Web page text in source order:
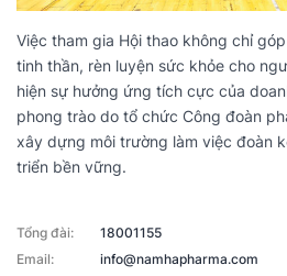
Việc tham gia Hội thao không chỉ
tinh thần, rèn luyện sức khỏe cho
hiện sự hưởng ứng tích cực của
phong trào do tổ chức Công đoàn
xây dựng môi trường làm việc đoàn
triển bền vững.
Tổng đài:
18001155
Email:
info@namhapharma.com